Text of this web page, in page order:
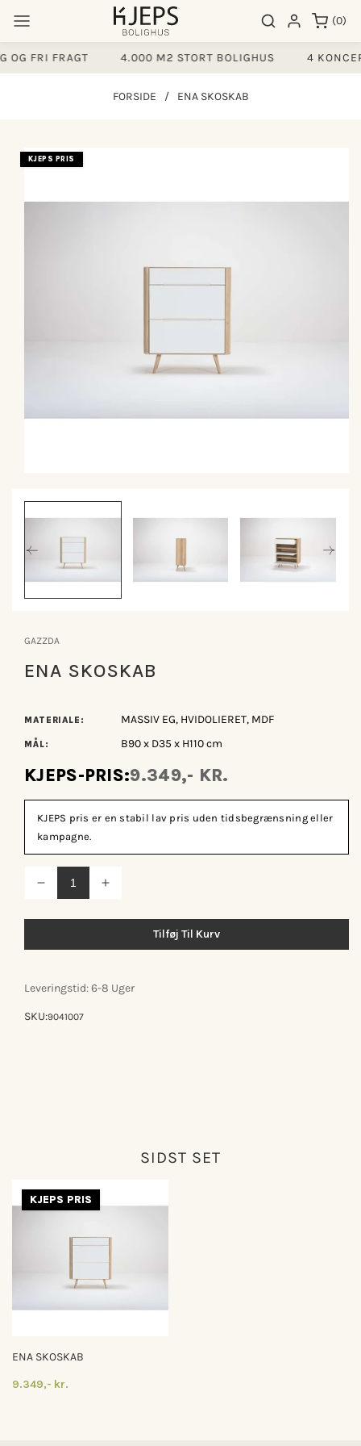
indhold
Søgeresultater
Log ind (0)
0
varer
FRI FRAGT 4.000 M2 STORT BOLIGHUS 4
FORSIDE / ENA SKOSKAB
KJEPS PRIS
til
1
i
GAZZDA
ENA SKOSKAB
MATERIALE: MASSIV EG, HVIDOLIERET, MDF
MÅL: B90 x D35 x H110 cm
KJEPS-PRIS:9.349,- KR.
KJEPS pris er en stabil lav pris uden tidsbegrænsning eller
kampagne.
Reducer
antallet
Øg
Tilføj Til Kurv
Leveringstid: 6-8 Uger
SKU:9041007
SIDST SET
KJEPS PRIS
ENA SKOSKAB
9.349,- kr.